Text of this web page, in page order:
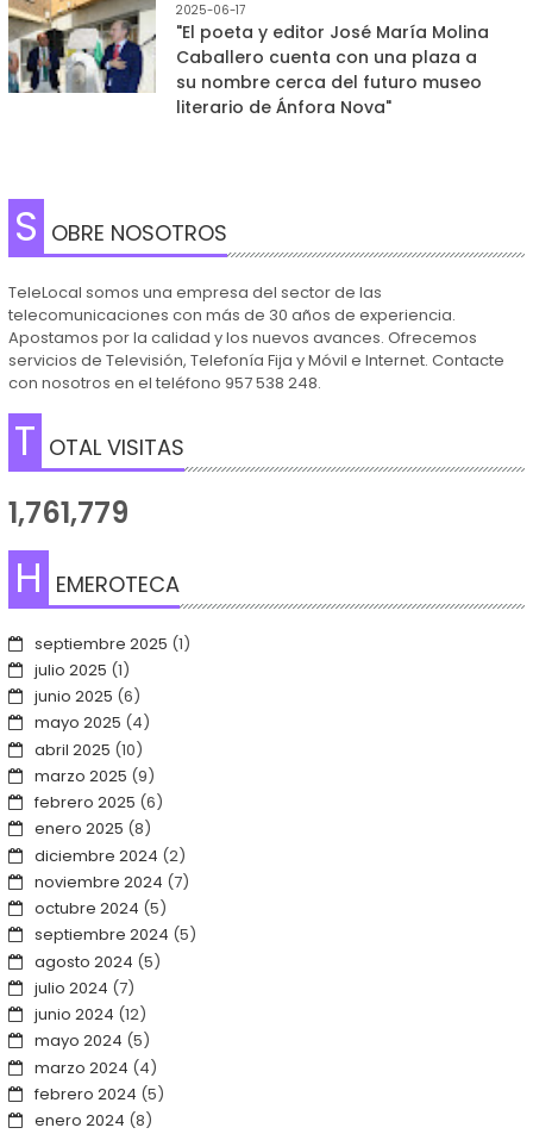
2025-06-17
"El poeta y editor José María Molina
Caballero cuenta con una plaza a
su nombre cerca del futuro museo
literario de Ánfora Nova"
S OBRE NOSOTROS
TeleLocal somos una empresa del sector de las
telecomunicaciones con más de 30 años de experiencia.
Apostamos por la calidad y los nuevos avances. Ofrecemos
servicios de Televisión, Telefonía Fija y Móvil e Internet. Contacte
con nosotros en el teléfono 957 538 248.
T OTAL VISITAS
1,761,779
H EMEROTECA
septiembre 2025 (1)
julio 2025 (1)
junio 2025 (6)
mayo 2025 (4)
abril 2025 (10)
marzo 2025 (9)
febrero 2025 (6)
enero 2025 (8)
diciembre 2024 (2)
noviembre 2024 (7)
octubre 2024 (5)
septiembre 2024 (5)
agosto 2024 (5)
julio 2024 (7)
junio 2024 (12)
mayo 2024 (5)
marzo 2024 (4)
febrero 2024 (5)
enero 2024 (8)